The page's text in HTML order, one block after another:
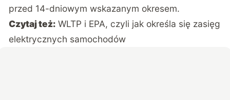
przed 14-dniowym wskazanym okresem.
Czytaj też: WLTP i EPA, czyli jak określa się zasięg
elektrycznych samochodów